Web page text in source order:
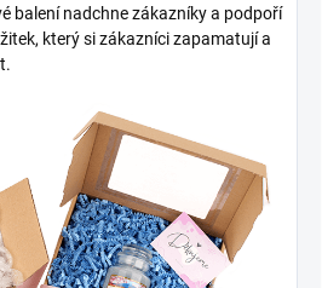
balení nadchne zákazníky a podpoří
který si zákazníci zapamatují a